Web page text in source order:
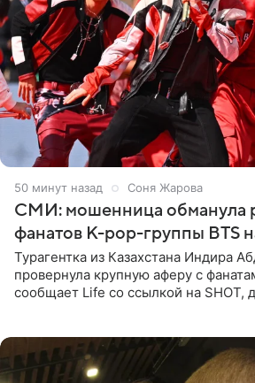
50 минут назад Соня Жарова
СМИ: мошенница обманула
фанатов K-pop-группы BTS
Турагентка из Казахстана Индира
провернула крупную аферу с
сообщает Life со ссылкой на SHOT,